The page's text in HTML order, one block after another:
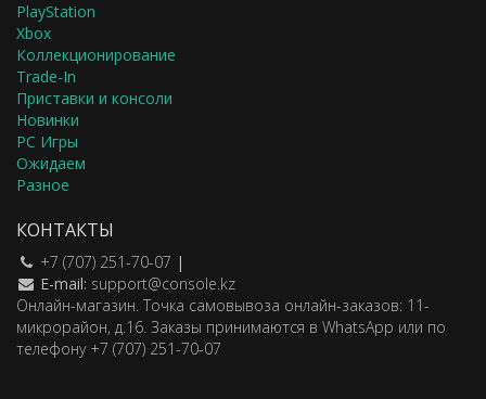
PlayStation
Xbox
Коллекционирование
Trade-In
Приставки и консоли
Новинки
PC Игры
Ожидаем
Разное
КОНТАКТЫ
+7 (707) 251-70-07 |
E-mail: support@console.kz
Онлайн-магазин. Точка самовывоза онлайн-заказов: 11-
микрорайон, д.16. Заказы принимаются в WhatsApp или по
телефону +7 (707) 251-70-07